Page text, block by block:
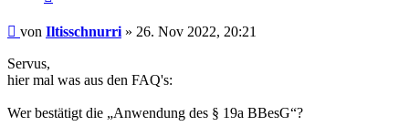
Beitrag
von Iltisschnurri » 26. Nov 2022, 20:21
Servus,
hier mal was aus den FAQ's:
Wer bestätigt die „Anwendung des § 19a BBesG“?